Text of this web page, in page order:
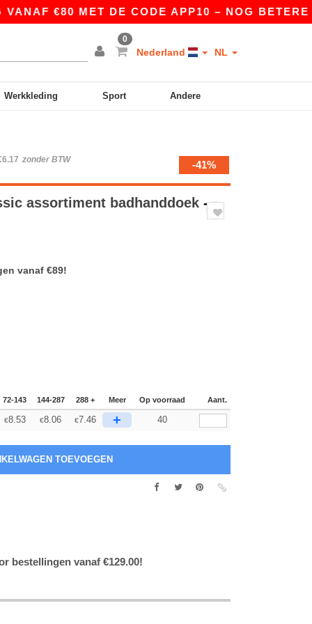
€80 MET DE CODE APP10 – NOG BETERE
0
Nederland NL
Werkkleding Sport Andere
zonder BTW
-41%
assortiment badhanddoek -
vanaf €89!
72-143 144-287 288 + Meer Op voorraad Aant.
€8.53 €8.06 €7.46 + 40
bestellingen vanaf €129.00!